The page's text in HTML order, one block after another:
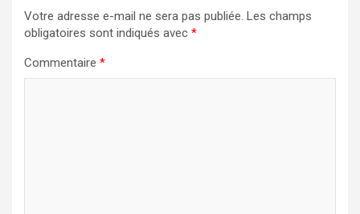
Votre adresse e-mail ne sera pas publiée. Les champs
obligatoires sont indiqués avec *
Commentaire *